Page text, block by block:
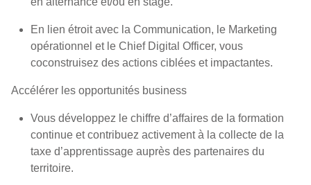
En lien étroit avec la Communication, le Marketing
opérationnel et le Chief Digital Officer, vous
coconstruisez des actions ciblées et impactantes.
Accélérer les opportunités business
Vous développez le chiffre d’affaires de la formation
continue et contribuez activement à la collecte de la
taxe d’apprentissage auprès des partenaires du
territoire.